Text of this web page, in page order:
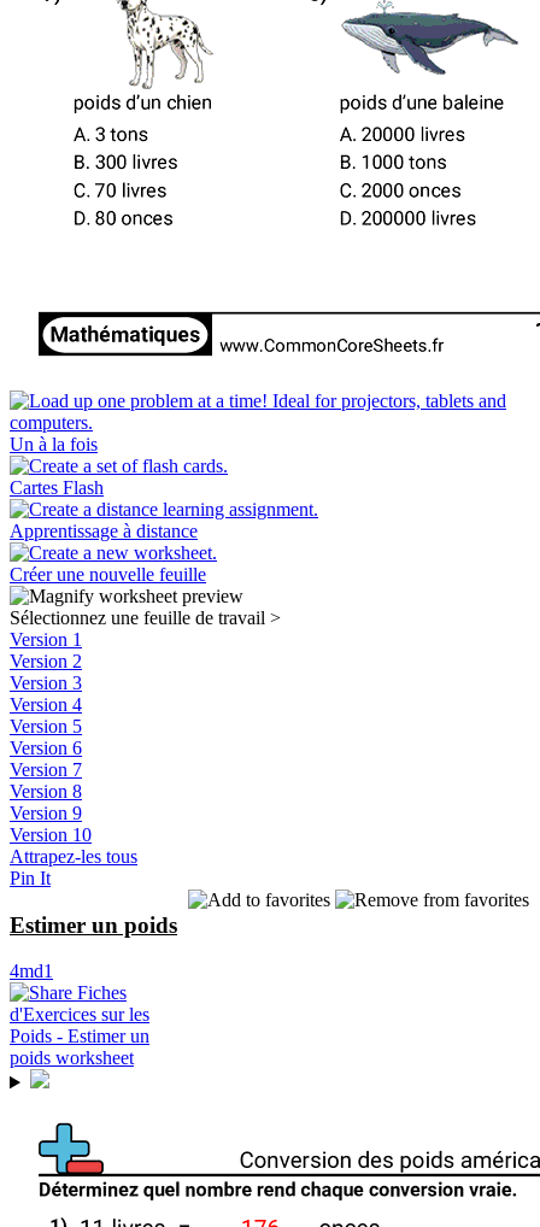
Un à la fois
Cartes Flash
Apprentissage à distance
Créer une nouvelle feuille
Sélectionnez une feuille de travail >
Version 1
Version 2
Version 3
Version 4
Version 5
Version 6
Version 7
Version 8
Version 9
Version 10
Attrapez-les tous
Pin It
Estimer un poids
4md1